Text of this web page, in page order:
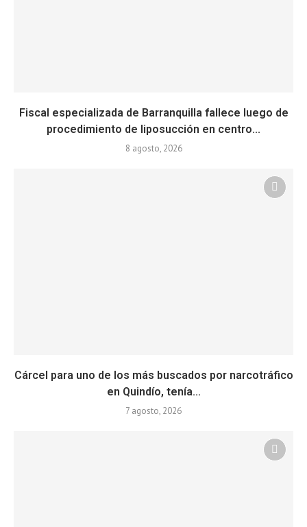
Fiscal especializada de Barranquilla fallece luego de
procedimiento de liposucción en centro...
8 agosto, 2026
Cárcel para uno de los más buscados por narcotráfico
en Quindío, tenía...
7 agosto, 2026